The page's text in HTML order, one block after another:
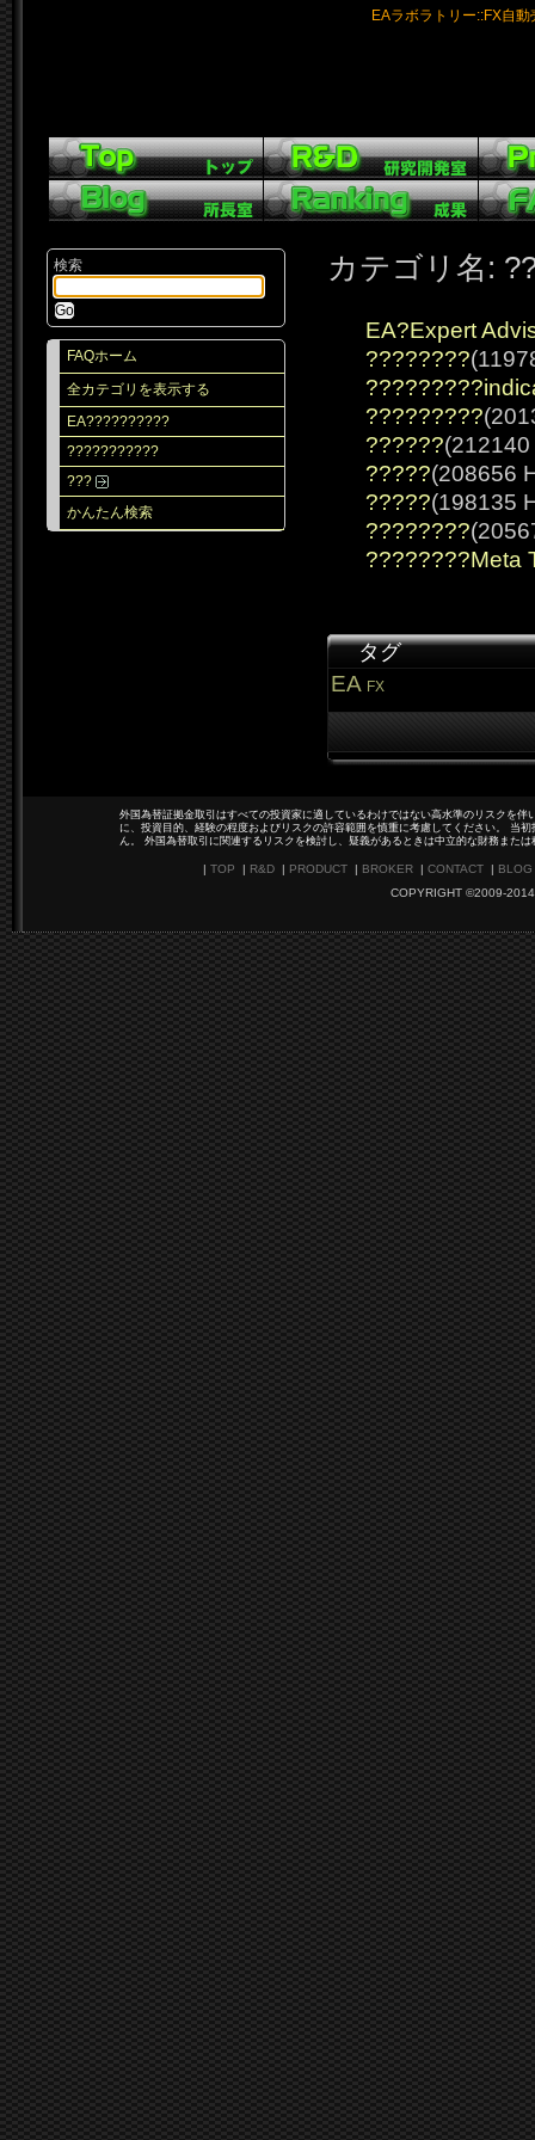
EAラボラトリー::FX自
検索
FAQホーム
全カテゴリを表示する
EA??????????
???????????
???
かんたん検索
カテゴリ名:
EA?Expert
????????
?????????
??????(212140
?????(208656
?????(198135
????????
????????Meta
タグ
EA FX
外国為替証拠金取引はすべての投資家に適しているわけではない高水準のリスクを
に、投資目的、経験の程度およびリスクの許容範囲を慎重に考慮してください。 当
ん。 外国為替取引に関連するリスクを検討し、疑義があるときは中立的な財務また
| TOP | R&D| PRODUCT| BROKER| CONTACT| BLOG
COPYRIGHT ©2009-